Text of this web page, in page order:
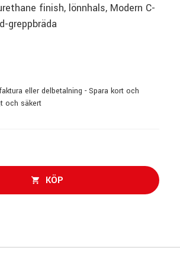
finish, lönnhals, Modern C-
greppbräda
eller delbetalning - Spara kort och
och säkert
KÖP